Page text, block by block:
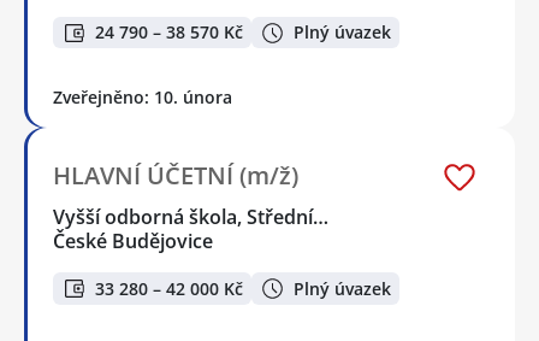
24 790 – 38 570 Kč Plný úvazek
Zveřejněno: 10. února
HLAVNÍ ÚČETNÍ (m/ž)
Vyšší odborná škola, Střední…
České Budějovice
33 280 – 42 000 Kč Plný úvazek